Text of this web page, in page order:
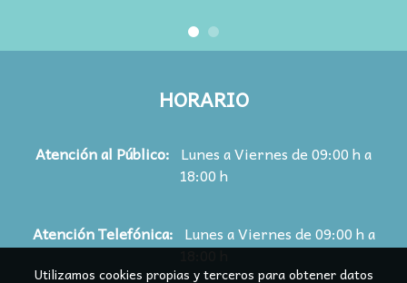
HORARIO
Atención al Público: Lunes a Viernes de 09:00 h a
18:00 h
AtenciónTelefónica: Lunes a Viernes de 09:00 h a
18:00 h
Utilizamos cookies propias y terceros para obtener datos